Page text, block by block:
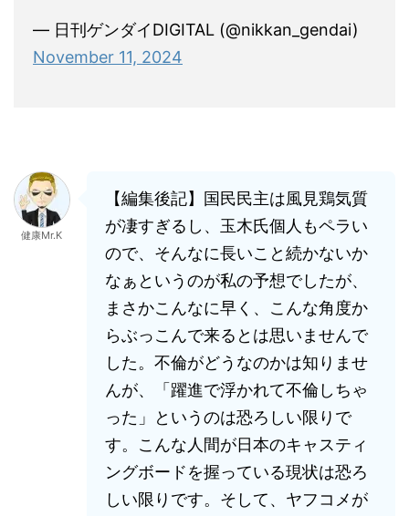
— 日刊ゲンダイDIGITAL (@nikkan_gendai)
November 11, 2024
健康Mr.K
【編集後記】国民民主は風見鶏気質
が凄すぎるし、玉木氏個人もペラい
ので、そんなに長いこと続かないか
なぁというのが私の予想でしたが、
まさかこんなに早く、こんな角度か
らぶっこんで来るとは思いませんで
した。不倫がどうなのかは知りませ
んが、「躍進で浮かれて不倫しちゃ
った」というのは恐ろしい限りで
す。こんな人間が日本のキャスティ
ングボードを握っている現状は恐ろ
しい限りです。そして、ヤフコメが